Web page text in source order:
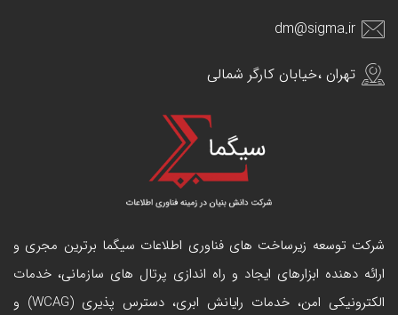
dm@sigma.ir
تهران ،خیابان کارگر شمالی
شرکت توسعه زیرساخت های فناوری اطلاعات سیگما برترین مجری و
ارائه دهنده ابزارهای ایجاد و راه اندازی پرتال های سازمانی، خدمات
الکترونیکی امن، خدمات رایانش ابری، دسترس پذیری (WCAG) و